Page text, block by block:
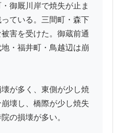
御厩川岸で焼失が止ま
ている。三間町・森下
害を受けた。御蔵前通
・福井町・鳥越辺は崩
壊が多く、東側が少し焼
壊し、橋際が少し焼失
の損壊が多い。